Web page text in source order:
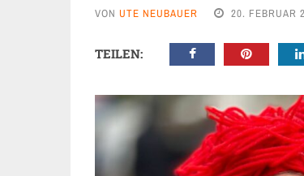
VON UTE NEUBAUER 20. FEBRUAR
TEILEN: